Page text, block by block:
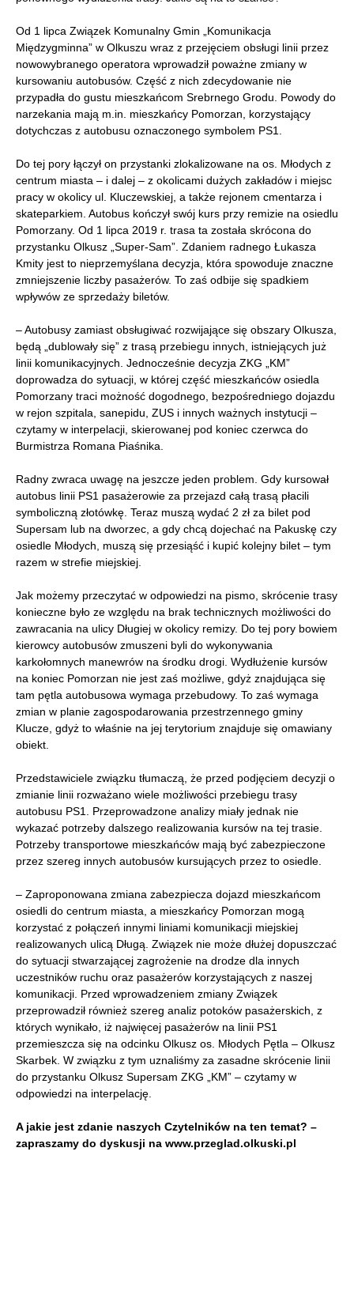
Od 1 lipca Związek Komunalny Gmin „Komunikacja
Międzygminna” w Olkuszu wraz z przejęciem obsługi linii przez
nowowybranego operatora wprowadził poważne zmiany w
kursowaniu autobusów. Część z nich zdecydowanie nie
przypadła do gustu mieszkańcom Srebrnego Grodu. Powody do
narzekania mają m.in. mieszkańcy Pomorzan, korzystający
dotychczas z autobusu oznaczonego symbolem PS1.
Do tej pory łączył on przystanki zlokalizowane na os. Młodych z
centrum miasta – i dalej – z okolicami dużych zakładów i miejsc
pracy w okolicy ul. Kluczewskiej, a także rejonem cmentarza i
skateparkiem. Autobus kończył swój kurs przy remizie na osiedlu
Pomorzany. Od 1 lipca 2019 r. trasa ta została skrócona do
przystanku Olkusz „Super-Sam”. Zdaniem radnego Łukasza
Kmity jest to nieprzemyślana decyzja, która spowoduje znaczne
zmniejszenie liczby pasażerów. To zaś odbije się spadkiem
wpływów ze sprzedaży biletów.
– Autobusy zamiast obsługiwać rozwijające się obszary Olkusza,
będą „dublowały się” z trasą przebiegu innych, istniejących już
linii komunikacyjnych. Jednocześnie decyzja ZKG „KM”
doprowadza do sytuacji, w której część mieszkańców osiedla
Pomorzany traci możność dogodnego, bezpośredniego dojazdu
w rejon szpitala, sanepidu, ZUS i innych ważnych instytucji –
czytamy w interpelacji, skierowanej pod koniec czerwca do
Burmistrza Romana Piaśnika.
Radny zwraca uwagę na jeszcze jeden problem. Gdy kursował
autobus linii PS1 pasażerowie za przejazd całą trasą płacili
symboliczną złotówkę. Teraz muszą wydać 2 zł za bilet pod
Supersam lub na dworzec, a gdy chcą dojechać na Pakuskę czy
osiedle Młodych, muszą się przesiąść i kupić kolejny bilet – tym
razem w strefie miejskiej.
Jak możemy przeczytać w odpowiedzi na pismo, skrócenie trasy
konieczne było ze względu na brak technicznych możliwości do
zawracania na ulicy Długiej w okolicy remizy. Do tej pory bowiem
kierowcy autobusów zmuszeni byli do wykonywania
karkołomnych manewrów na środku drogi. Wydłużenie kursów
na koniec Pomorzan nie jest zaś możliwe, gdyż znajdująca się
tam pętla autobusowa wymaga przebudowy. To zaś wymaga
zmian w planie zagospodarowania przestrzennego gminy
Klucze, gdyż to właśnie na jej terytorium znajduje się omawiany
obiekt.
Przedstawiciele związku tłumaczą, że przed podjęciem decyzji o
zmianie linii rozważano wiele możliwości przebiegu trasy
autobusu PS1. Przeprowadzone analizy miały jednak nie
wykazać potrzeby dalszego realizowania kursów na tej trasie.
Potrzeby transportowe mieszkańców mają być zabezpieczone
przez szereg innych autobusów kursujących przez to osiedle.
– Zaproponowana zmiana zabezpiecza dojazd mieszkańcom
osiedli do centrum miasta, a mieszkańcy Pomorzan mogą
korzystać z połączeń innymi liniami komunikacji miejskiej
realizowanych ulicą Długą. Związek nie może dłużej dopuszczać
do sytuacji stwarzającej zagrożenie na drodze dla innych
uczestników ruchu oraz pasażerów korzystających z naszej
komunikacji. Przed wprowadzeniem zmiany Związek
przeprowadził również szereg analiz potoków pasażerskich, z
których wynikało, iż najwięcej pasażerów na linii PS1
przemieszcza się na odcinku Olkusz os. Młodych Pętla – Olkusz
Skarbek. W związku z tym uznaliśmy za zasadne skrócenie linii
do przystanku Olkusz Supersam ZKG „KM” – czytamy w
odpowiedzi na interpelację.
A jakie jest zdanie naszych Czytelników na ten temat? –
zapraszamy do dyskusji na www.przeglad.olkuski.pl